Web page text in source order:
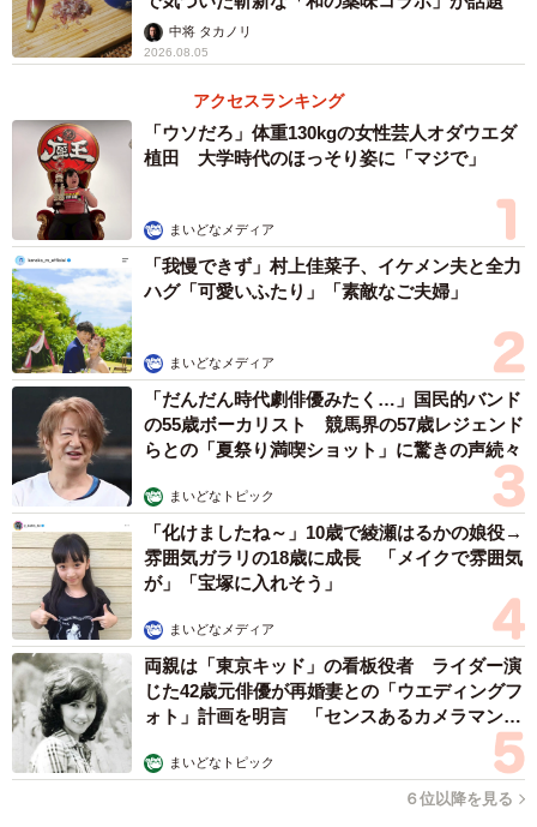
中将 タカノリ
2026.08.05
アクセスランキング
「ウソだろ」体重130kgの女性芸人オダウエダ
植田 大学時代のほっそり姿に「マジで」
まいどなメディア
「我慢できず」村上佳菜子、イケメン夫と全力
ハグ「可愛いふたり」「素敵なご夫婦」
まいどなメディア
「だんだん時代劇俳優みたく…」国民的バンド
の55歳ボーカリスト 競馬界の57歳レジェンド
らとの「夏祭り満喫ショット」に驚きの声続々
まいどなトピック
「化けましたね～」10歳で綾瀬はるかの娘役→
雰囲気ガラリの18歳に成長 「メイクで雰囲気
が」「宝塚に入れそう」
まいどなメディア
両親は「東京キッド」の看板役者 ライダー演
じた42歳元俳優が再婚妻との「ウエディングフ
ォト」計画を明言 「センスあるカメラマン求
まいどなトピック
６位以降を見る